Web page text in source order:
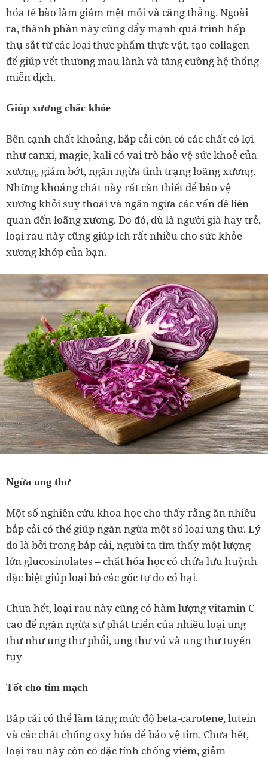
hóa tế bào làm giảm mệt mỏi và căng thẳng. Ngoài
ra, thành phần này cũng đẩy mạnh quá trình hấp
thụ sắt từ các loại thực phẩm thực vật, tạo collagen
để giúp vết thương mau lành và tăng cường hệ thống
miễn dịch.
Giúp xương chắc khỏe
Bên cạnh chất khoảng, bắp cải còn có các chất có lợi
như canxi, magie, kali có vai trò bảo vệ sức khoẻ của
xương, giảm bớt, ngăn ngừa tình trạng loãng xương.
Những khoáng chất này rất cần thiết để bảo vệ
xương khỏi suy thoái và ngăn ngừa các vấn đề liên
quan đến loãng xương. Do đó, dù là người già hay trẻ,
loại rau này cũng giúp ích rất nhiều cho sức khỏe
xương khớp của bạn.
Ngừa ung thư
Một số nghiên cứu khoa học cho thấy rằng ăn nhiều
bắp cải có thể giúp ngăn ngừa một số loại ung thư. Lý
do là bởi trong bắp cải, người ta tìm thấy một lượng
lớn glucosinolates – chất hóa học có chứa lưu huỳnh
đặc biệt giúp loại bỏ các gốc tự do có hại.
Chưa hết, loại rau này cũng có hàm lượng vitamin C
cao để ngăn ngừa sự phát triển của nhiều loại ung
thư như ung thư phổi, ung thư vú và ung thư tuyến
tụy
Tốt cho tim mạch
Bắp cải có thể làm tăng mức độ beta-carotene, lutein
và các chất chống oxy hóa để bảo vệ tim. Chưa hết,
loại rau này còn có đặc tính chống viêm, giảm